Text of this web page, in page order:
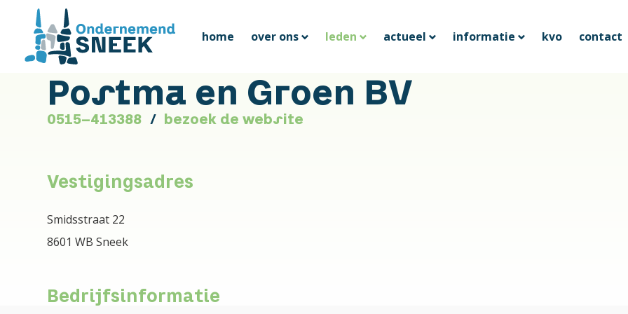
home over ons leden actueel informatie kvo contact
Postma en Groen BV
0515-413388 bezoek de website
Vestigingsadres
Smidsstraat 22
8601 WB Sneek
Bedrijfsinformatie